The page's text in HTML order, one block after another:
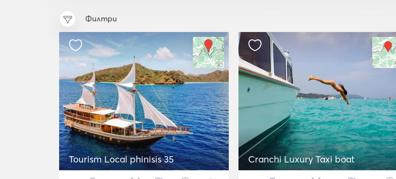
Филтри
Tourism Local phinisis 35 Cranchi Luxury Taxi boat